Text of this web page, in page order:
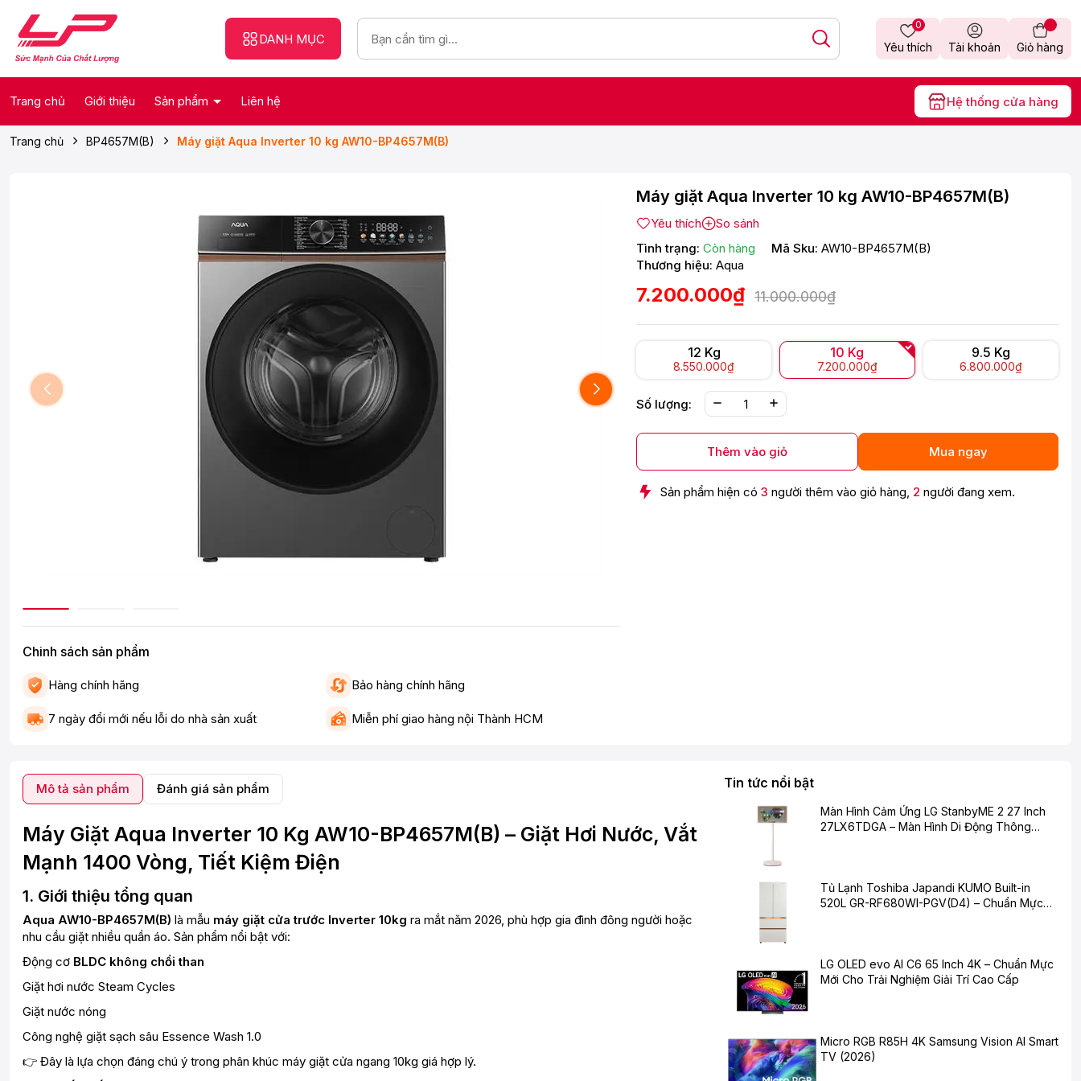
DANH MỤC
Yêu thích
0
Tài khoản Giỏ hàng
Trang chủ Giới thiệu Sản phẩm Liên hệ Hệ thống cửa hàng
Trang chủ BP4657M(B) Máy giặt Aqua Inverter 10 kg AW10-BP4657M(B)
Chinh sách sản phẩm
Hàng chính hãng Bảo hàng chính hãng
7 ngày đổi mới nếu lỗi do nhà sản xuất Miễn phí giao hàng nội Thành HCM
Máy giặt Aqua Inverter 10 kg AW10-BP4657M(B)
Yêu thích
So sánh
Tình trạng: Còn hàng Mã Sku: AW10-BP4657M(B)
Thương hiệu: Aqua
7.200.000₫ 11.000.000₫
12 Kg
8.550.000₫
10 Kg
7.200.000₫
9.5 Kg
6.800.000₫
Số lượng:
Thêm vào giỏ Mua ngay
Sản phẩm hiện có 3 người thêm vào giỏ hàng, 2 người đang xem.
Mô tả sản phẩm Đánh giá sản phẩm
Máy Giặt Aqua Inverter 10 Kg AW10-BP4657M(B) – Giặt Hơi Nước, Vắt
Mạnh 1400 Vòng, Tiết Kiệm Điện
1. Giới thiệu tổng quan
Aqua AW10-BP4657M(B) là mẫu máy giặt cửa trước Inverter 10kg ra mắt năm 2026, phù hợp gia đình đông người hoặc
nhu cầu giặt nhiều quần áo. Sản phẩm nổi bật với:
Động cơ BLDC không chổi than
Giặt hơi nước Steam Cycles
Giặt nước nóng
Công nghệ giặt sạch sâu Essence Wash 1.0
👉 Đây là lựa chọn đáng chú ý trong phân khúc máy giặt cửa ngang 10kg giá hợp lý.
Tin tức nổi bật
Màn Hình Cảm Ứng LG StanbyME 2 27 Inch
27LX6TDGA – Màn Hình Di Động Thông
Tủ Lạnh Toshiba Japandi KUMO Built-in
520L GR-RF680WI-PGV(D4) – Chuẩn Mực
LG OLED evo AI C6 65 Inch 4K – Chuẩn Mực
Mới Cho Trải Nghiệm Giải Trí Cao Cấp
Micro RGB R85H 4K Samsung Vision AI Smart
TV (2026)